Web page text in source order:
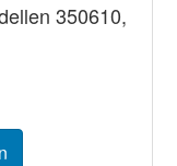
350610,